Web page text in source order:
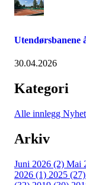
Utendørsbanene
30.04.2026
Kategori
Alle innlegg
Arkiv
Juni 2026 (2) Mai
2026 (1) 2025 (27)